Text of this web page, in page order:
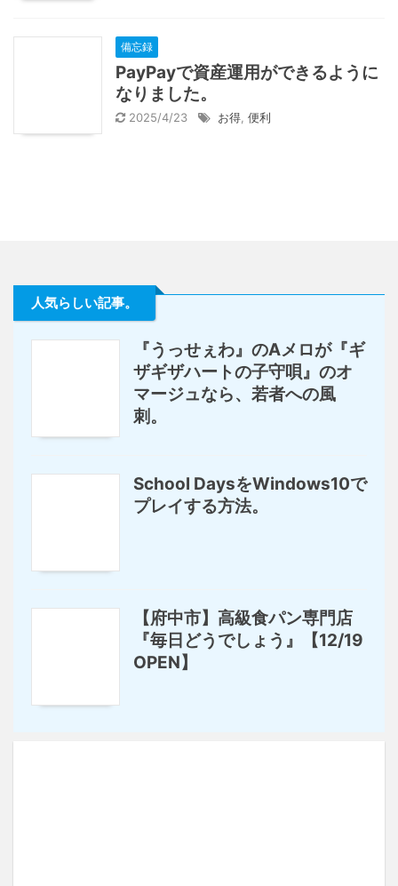
備忘録
PayPayで資産運用ができるように
なりました。
2025/4/23 お得 便利
人気らしい記事。
『うっせぇわ』のAメロが『ギ
ザギザハートの子守唄』のオ
マージュなら、若者への風
刺。
School DaysをWindows10で
プレイする方法。
【府中市】高級食パン専門店
『毎日どうでしょう』【12/19
OPEN】